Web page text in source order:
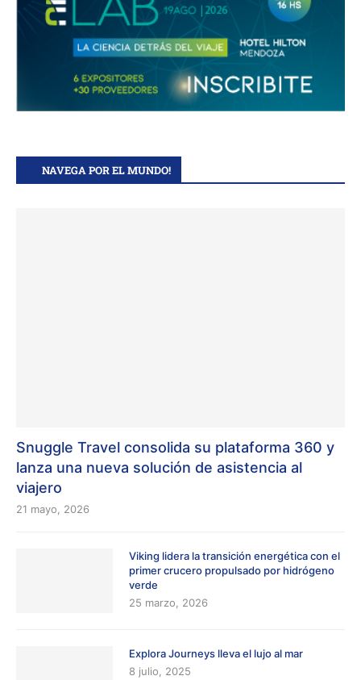
NAVEGA POR EL MUNDO!
Snuggle Travel consolida su plataforma 360 y
lanza una nueva solución de asistencia al
viajero
21 mayo, 2026
Viking lidera la transición energética con el
primer crucero propulsado por hidrógeno
verde
25 marzo, 2026
Explora Journeys lleva el lujo al mar
8 julio, 2025